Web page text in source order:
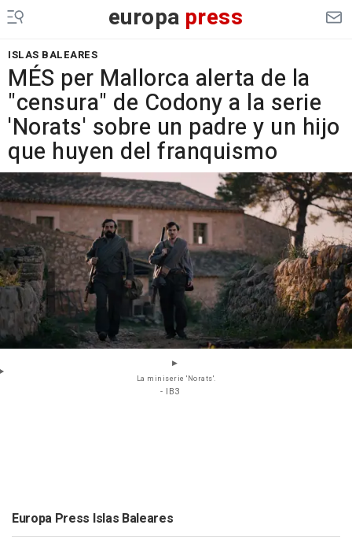
europa press
ISLAS BALEARES
MÉS per Mallorca alerta de la
"censura" de Codony a la serie
'Norats' sobre un padre y un hijo
que huyen del franquismo
La miniserie 'Norats'.
- IB3
Europa Press Islas Baleares